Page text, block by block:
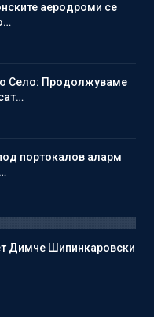
аеродроми се
Село: Продолжуваме
портокалов аларм
Димче Шипинкаровски